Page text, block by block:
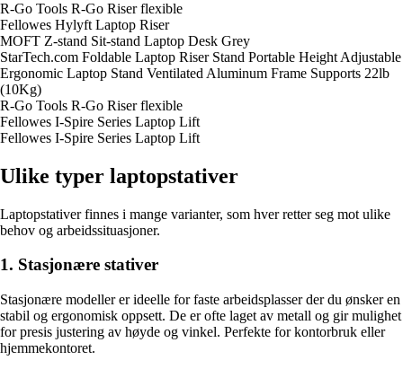
R-Go Tools R-Go Riser flexible
Fellowes Hylyft Laptop Riser
MOFT Z-stand Sit-stand Laptop Desk Grey
StarTech.com Foldable Laptop Riser Stand Portable Height Adjustable
Ergonomic Laptop Stand Ventilated Aluminum Frame Supports 22lb
(10Kg)
R-Go Tools R-Go Riser flexible
Fellowes I-Spire Series Laptop Lift
Fellowes I-Spire Series Laptop Lift
Ulike typer laptopstativer
Laptopstativer finnes i mange varianter, som hver retter seg mot ulike
behov og arbeidssituasjoner.
1. Stasjonære stativer
Stasjonære modeller er ideelle for faste arbeidsplasser der du ønsker en
stabil og ergonomisk oppsett. De er ofte laget av metall og gir mulighet
for presis justering av høyde og vinkel. Perfekte for kontorbruk eller
hjemmekontoret.